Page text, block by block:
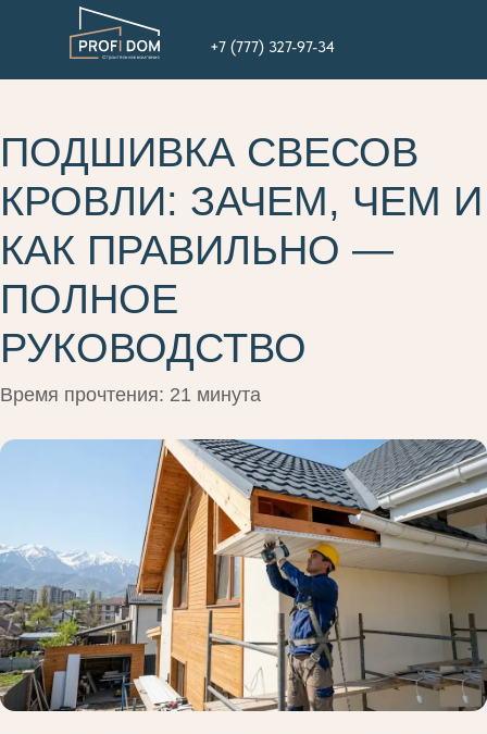
+7 (777) 327-97-34
ПОДШИВКА СВЕСОВ
КРОВЛИ: ЗАЧЕМ, ЧЕМ И
КАК ПРАВИЛЬНО —
ПОЛНОЕ
РУКОВОДСТВО
Время прочтения: 21 минута